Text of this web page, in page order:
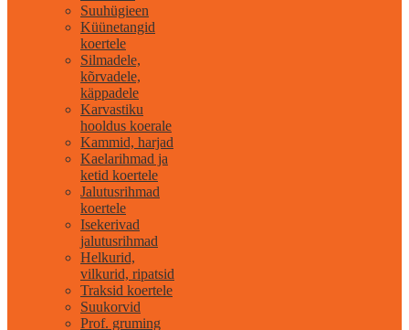
Suuhügieen
Küünetangid
koertele
Silmadele,
kõrvadele,
käppadele
Karvastiku
hooldus koerale
Kammid, harjad
Kaelarihmad ja
ketid koertele
Jalutusrihmad
koertele
Isekerivad
jalutusrihmad
Helkurid,
vilkurid, ripatsid
Traksid koertele
Suukorvid
Prof. gruming